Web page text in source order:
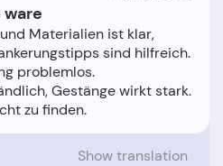
Materialien ist klar,
sind hilfreich.
problemlos.
Gestänge wirkt stark.
Show translation